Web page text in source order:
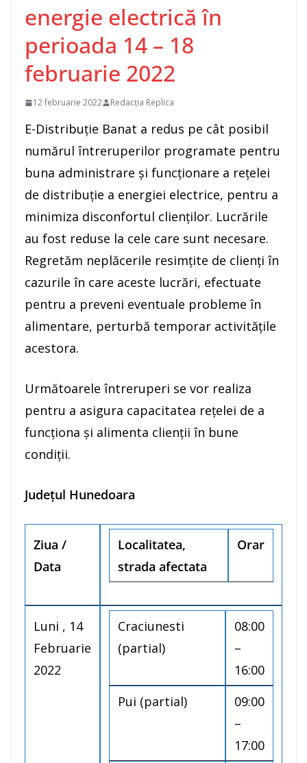
energie electrică în
perioada 14 – 18
februarie 2022
12 februarie 2022 Redacția Replica
E-Distribuţie Banat a redus pe cât posibil
numărul întreruperilor programate pentru
buna administrare și funcționare a rețelei
de distribuție a energiei electrice, pentru a
minimiza disconfortul clienților. Lucrările
au fost reduse la cele care sunt necesare.
Regretăm neplăcerile resimțite de clienți în
cazurile în care aceste lucrări, efectuate
pentru a preveni eventuale probleme în
alimentare, perturbă temporar activitățile
acestora.
Următoarele întreruperi se vor realiza
pentru a asigura capacitatea rețelei de a
funcționa și alimenta clienții în bune
condiții.
Județul Hunedoara
Ziua /
Data
Localitatea,
strada afectata
Orar
Luni , 14
Februarie
2022
Craciunesti
(partial)
08:00
–
16:00
Pui (partial)
09:00
–
17:00